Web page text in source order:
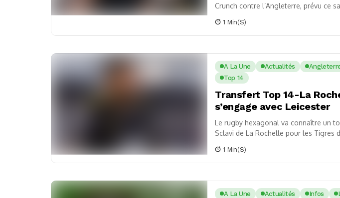
Crunch contre l’Angleterre, prévu ce
1 Min(s)
A La Une Actualités
Top 14
Transfert Top 14-La
s’engage avec Leicester
Le rugby hexagonal va connaître un
Sclavi de La Rochelle pour les Tigres
1 Min(s)
A La Une Actualités Infos